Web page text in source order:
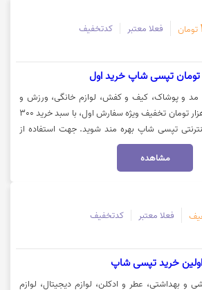
تومان فعلا معتبر کدتخفیف
مد و پوشاک، کیف و کفش، لوازم خانگی، ورزش و
سفر و... میتوانند تا 200 هزار تومان تخفیف ویژه سفارش اول، با سبد خرید 300
تپسی شاپ بهره مند شوید. جهت استفاده از
"خرید کنید" کلیک نمایید.
مشاهده
فعلا معتبر کدتخفیف
و بهداشتی، عطر و ادکلن، لوازم دیجیتال، لوازم